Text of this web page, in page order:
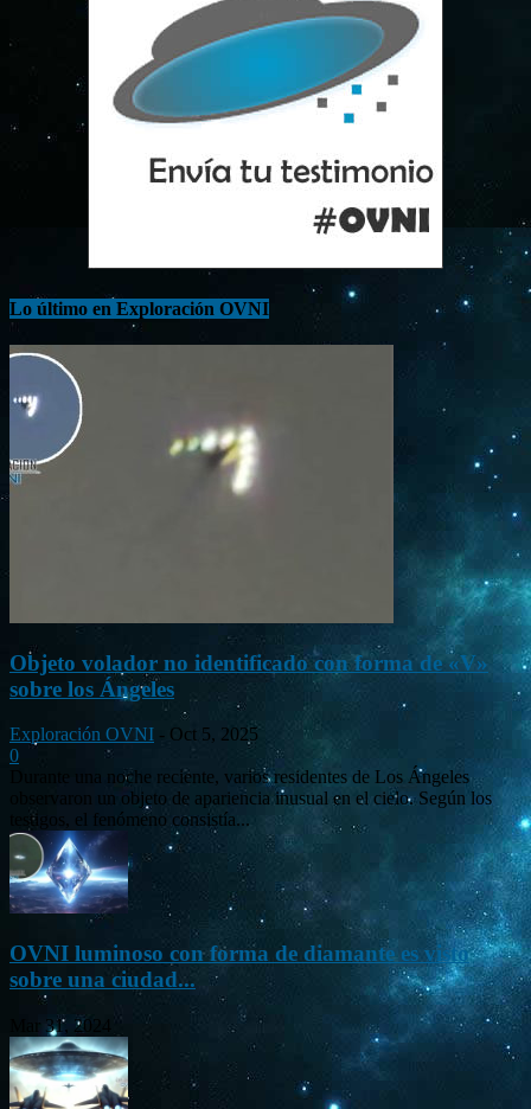
Lo último en Exploración OVNI
Objeto volador no identificado con forma de «V»
sobre los Ángeles
Exploración OVNI - Oct 5, 2025
0
Durante una noche reciente, varios residentes de Los Ángeles
observaron un objeto de apariencia inusual en el cielo. Según los
testigos, el fenómeno consistía...
OVNI luminoso con forma de diamante es visto
sobre una ciudad...
Mar 31, 2024